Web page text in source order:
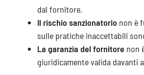
dal fornitore.
Il rischio sanzionatorio non è
sulle pratiche inaccettabili
La garanzia del fornitore non
giuridicamente valida davanti